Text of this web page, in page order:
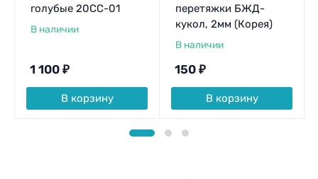
голубые 20CC-01
В наличии
1 100 ₽
В корзину
перетяжки БЖД-
кукол, 2мм (Корея)
В наличии
150 ₽
В корзину